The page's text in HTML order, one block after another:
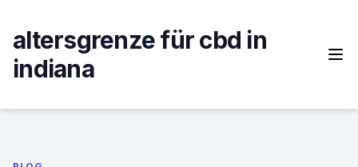
content
altersgrenze für cbd in
indiana